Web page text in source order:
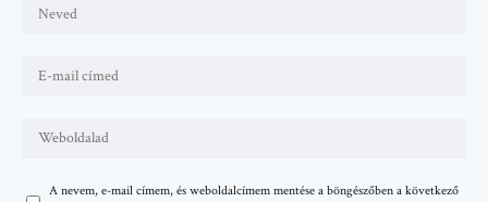
A nevem, e-mail címem, és weboldalcímem mentése a böngészőben a következő